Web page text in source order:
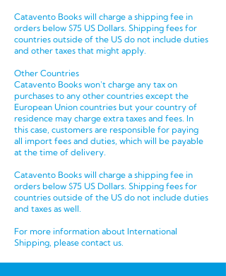
Catavento Books will charge a shipping fee in
orders below $75 US Dollars. Shipping fees for
countries outside of the US do not include duties
and other taxes that might apply.
Other Countries
Catavento Books won't charge any tax on
purchases to any other countries except the
European Union countries but your country of
residence may charge extra taxes and fees. In
this case, customers are responsible for paying
all import fees and duties, which will be payable
at the time of delivery.
Catavento Books will charge a shipping fee in
orders below $75 US Dollars. Shipping fees for
countries outside of the US do not include duties
and taxes as well.
For more information about International
Shipping, please contact us.